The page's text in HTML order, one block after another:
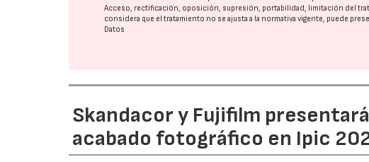
Acceso, rectificación, oposición, supresión, portabilidad, limitación del
considera que el tratamiento no se ajusta a la normativa vigente, puede
Datos
Skandacor y Fujifilm
acabado fotográfico en Ipic